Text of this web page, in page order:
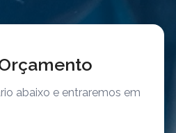
abaixo e entraremos em